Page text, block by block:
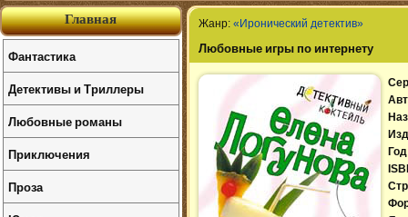
Жанр: «Иронический детектив»
Любовные игры по интернету
Главная
Фантастика
Детективы и Триллеры
Любовные романы
Приключения
Проза